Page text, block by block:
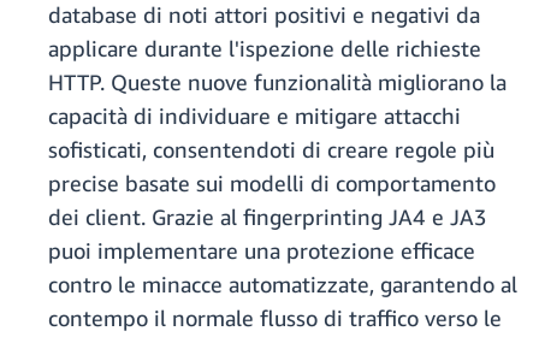
database di noti attori positivi e negativi da
applicare durante l'ispezione delle richieste
HTTP. Queste nuove funzionalità migliorano la
capacità di individuare e mitigare attacchi
sofisticati, consentendoti di creare regole più
precise basate sui modelli di comportamento
dei client. Grazie al fingerprinting JA4 e JA3
puoi implementare una protezione efficace
contro le minacce automatizzate, garantendo al
contempo il normale flusso di traffico verso le